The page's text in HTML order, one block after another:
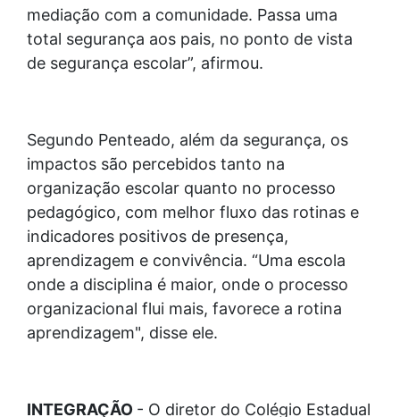
mediação com a comunidade. Passa uma
total segurança aos pais, no ponto de vista
de segurança escolar”, afirmou.
Segundo Penteado, além da segurança, os
impactos são percebidos tanto na
organização escolar quanto no processo
pedagógico, com melhor fluxo das rotinas e
indicadores positivos de presença,
aprendizagem e convivência. “Uma escola
onde a disciplina é maior, onde o processo
organizacional flui mais, favorece a rotina
aprendizagem", disse ele.
INTEGRAÇÃO - O diretor do Colégio Estadual